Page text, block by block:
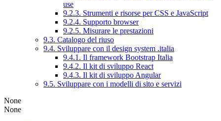
use
9.2.3. Strumenti e risorse per CSS e JavaScript
9.2.4. Supporto browser
9.2.5. Misurare le prestazioni
9.3. Catalogo del riuso
9.4. Sviluppare con il design system .italia
9.4.1. Il framework Bootstrap Italia
9.4.2. Il kit di sviluppo React
9.4.3. Il kit di sviluppo Angular
9.5. Sviluppare con i modelli di sito e servizi
None
None